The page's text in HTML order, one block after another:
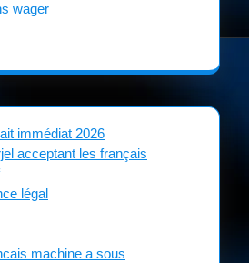
wager
immédiat 2026
acceptant les français
légal
machine a sous